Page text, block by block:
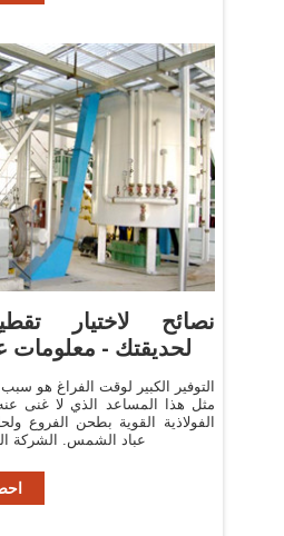
نصائح لاختيار
لحديقتك - معلومات
التوفير الكبير لوقت الفراغ هو
مثل هذا المساعد الذي لا غنى
الفولاذية القوية بطحن الفروع
عباد الشمس. الشركة